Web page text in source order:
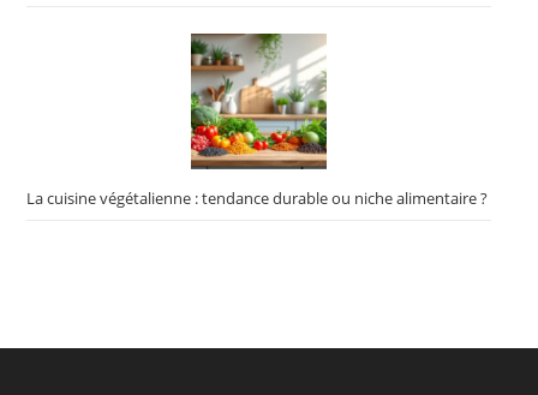
La cuisine végétalienne : tendance durable ou niche alimentaire ?